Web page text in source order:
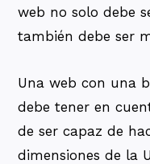
web no solo debe
también debe ser
Una web con una
debe tener en
de ser capaz de
dimensiones de la